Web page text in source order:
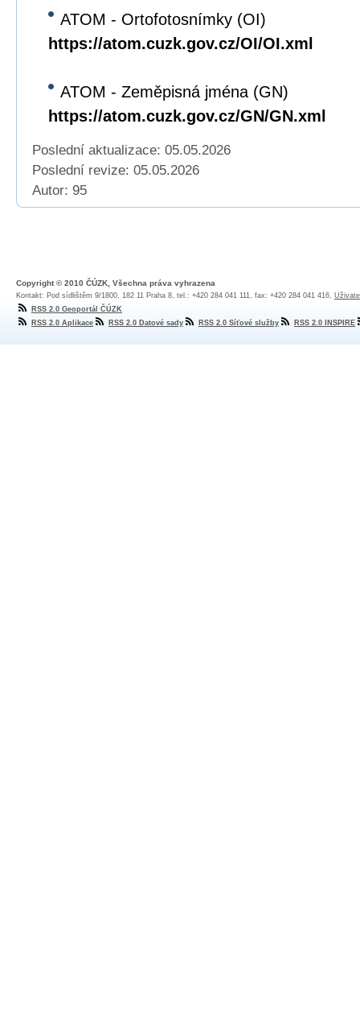
ATOM - Ortofotosnímky (OI)
https://atom.cuzk.gov.cz/OI/OI.xml
ATOM - Zeměpisná jména (GN)
https://atom.cuzk.gov.cz/GN/GN.xml
Poslední aktualizace: 05.05.2026
Poslední revize: 05.05.2026
Autor: 95
Copyright © 2010 ČÚZK, Všechna práva vyhrazena
Kontakt: Pod sídlištěm 9/1800, 182 11 Praha 8, tel.: +420 284 041 111, fax: +420 284 041 416,
RSS 2.0 Geoportál ČÚZK
RSS 2.0 Aplikace
RSS 2.0 Datové sady RSS 2.0 Síťové služby RSS 2.0 INSPIRE